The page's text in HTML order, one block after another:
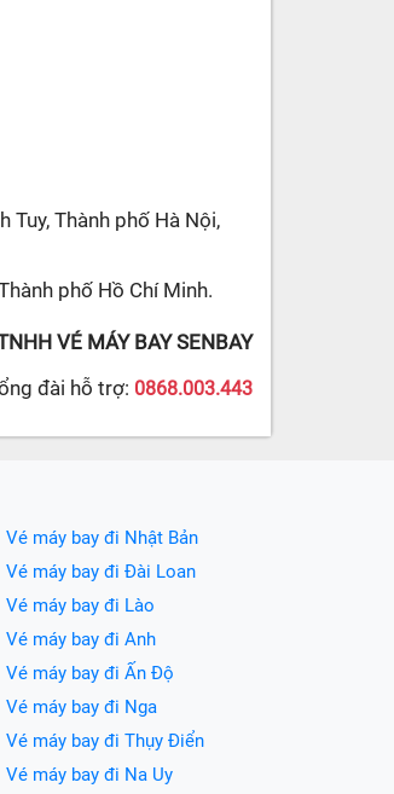
Thành phố Hà Nội,
phố Hồ Chí Minh.
VÉ MÁY BAY SENBAY
đài hỗ trợ: 0868.003.443
Vé máy bay đi Nhật Bản
Vé máy bay đi Đài Loan
Vé máy bay đi Lào
Vé máy bay đi Anh
Vé máy bay đi Ấn Độ
Vé máy bay đi Nga
Vé máy bay đi Thụy Điển
Vé máy bay đi Na Uy